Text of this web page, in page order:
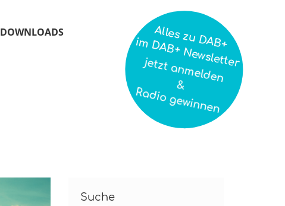
DOWNLOADS
Suche
Alles zu DAB+
im DAB+ Newsletter
jetzt anmelden
&
Radio gewinnen